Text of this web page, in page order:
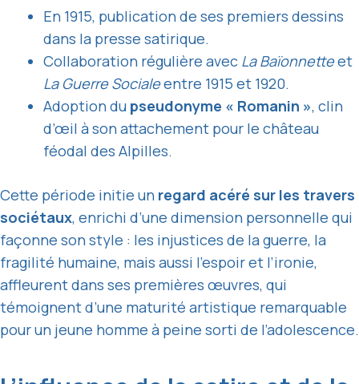
En 1915, publication de ses premiers dessins
dans la presse satirique.
Collaboration régulière avec La Baïonnetteet
La Guerre Socialeentre 1915 et 1920.
Adoption du pseudonyme « Romanin », clin
d’œil à son attachement pour le château
féodal des Alpilles.
Cette période initie un regard acéré sur les travers
sociétaux, enrichi d’une dimension personnelle qui
façonne son style : les injustices de la guerre, la
fragilité humaine, mais aussi l’espoir et l’ironie,
affleurent dans ses premières œuvres, qui
témoignent d’une maturité artistique remarquable
pour un jeune homme à peine sorti de l’adolescence.